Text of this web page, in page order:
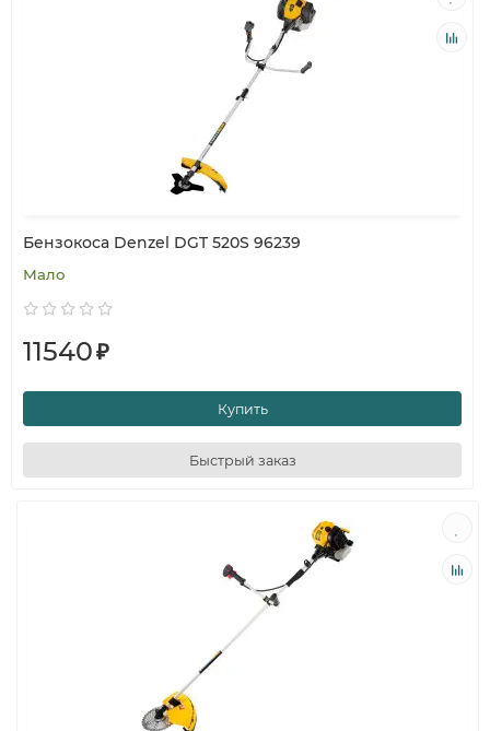
Бензокоса Denzel DGT 520S 96239
Мало
11540₽
Купить
Быстрый заказ